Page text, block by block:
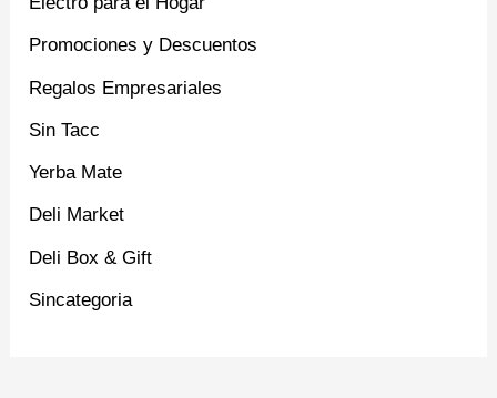
Promociones y Descuentos
Regalos Empresariales
Sin Tacc
Yerba Mate
Deli Market
Deli Box & Gift
Sincategoria